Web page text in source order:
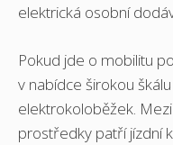
elektrická osobní
Pokud jde o mobilitu
v nabídce širokou
elektrokoloběžek.
prostředky patří jízdní